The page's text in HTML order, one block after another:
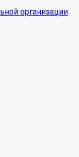
организации